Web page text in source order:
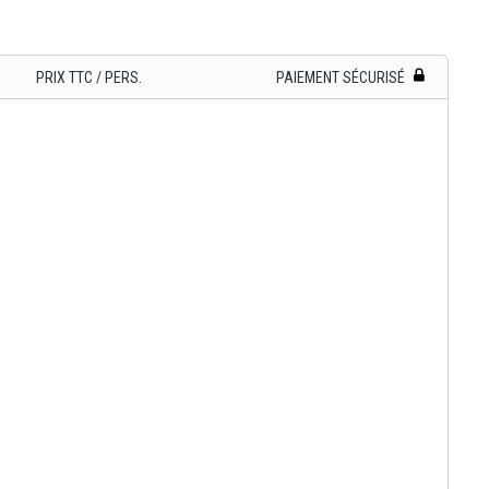
PRIX TTC / PERS. PAIEMENT SÉCURISÉ